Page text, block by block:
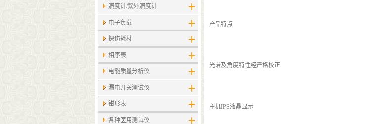
照度计/紫外照度计
电子负载
探伤耗材
相序表
电能质量分析仪
漏电开关测试仪
钳形表
各种医用测试仪
产品特点
光谱及角度特性经严格校正
主机IPS液晶显示